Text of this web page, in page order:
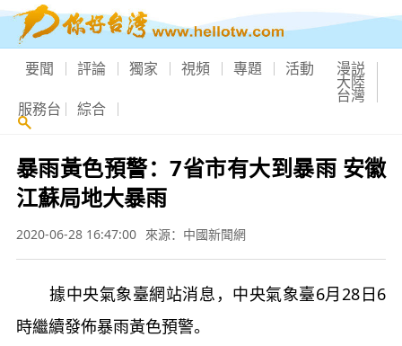
要聞 評論 獨家 視頻 專題 活動 漫説
大陸
台灣
服務台 綜合
暴雨黃色預警：7省市有大到暴雨 安徽
江蘇局地大暴雨
2020-06-28 16:47:00 來源：中國新聞網
據中央氣象臺網站消息，中央氣象臺6月28日6
時繼續發佈暴雨黃色預警。